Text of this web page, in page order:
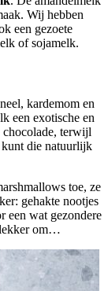
Wij hebben
een gezoete
of sojamelk.
kardemom en
een exotische en
chocolade, terwijl
kunt die natuurlijk
toe, ze
gehakte nootjes
een wat gezondere
lekker om…